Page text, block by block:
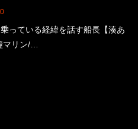
っている経緯を話す船長【湊あ
マリン/…